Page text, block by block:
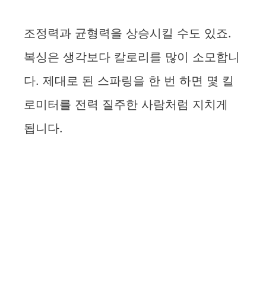
조정력과 균형력을 상승시킬 수도 있죠.
복싱은 생각보다 칼로리를 많이 소모합니
다. 제대로 된 스파링을 한 번 하면 몇 킬
로미터를 전력 질주한 사람처럼 지치게
됩니다.